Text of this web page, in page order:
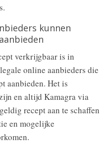
kunnen
verkrijgbaar is in
online aanbieders die
aanbieden. Het is
en altijd Kamagra via
recept aan te schaffen
en mogelijke